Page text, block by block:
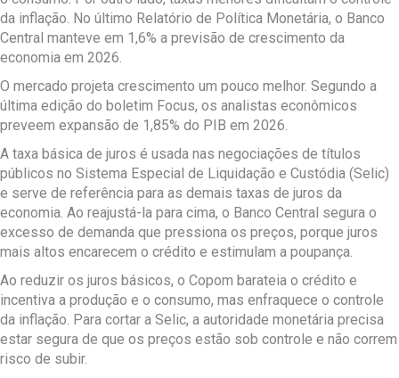
da inflação. No último Relatório de Política Monetária, o Banco
Central manteve em 1,6% a previsão de crescimento da
economia em 2026.
O mercado projeta crescimento um pouco melhor. Segundo a
última edição do boletim Focus, os analistas econômicos
preveem expansão de 1,85% do PIB em 2026.
A taxa básica de juros é usada nas negociações de títulos
públicos no Sistema Especial de Liquidação e Custódia (Selic)
e serve de referência para as demais taxas de juros da
economia. Ao reajustá-la para cima, o Banco Central segura o
excesso de demanda que pressiona os preços, porque juros
mais altos encarecem o crédito e estimulam a poupança.
Ao reduzir os juros básicos, o Copom barateia o crédito e
incentiva a produção e o consumo, mas enfraquece o controle
da inflação. Para cortar a Selic, a autoridade monetária precisa
estar segura de que os preços estão sob controle e não correm
risco de subir.